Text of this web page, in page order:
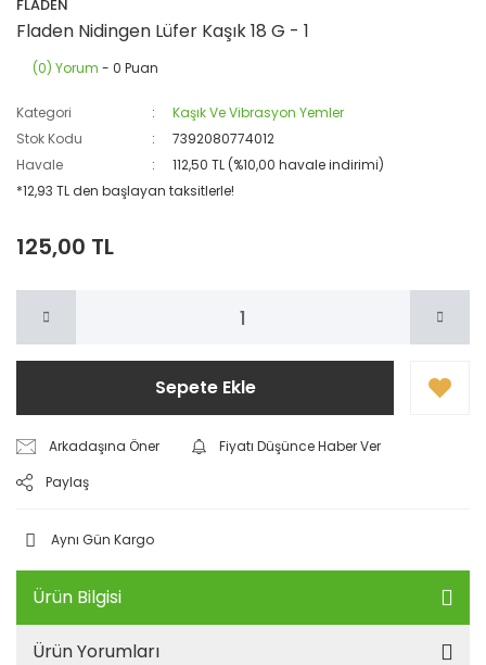
FLADEN
Fladen Nidingen Lüfer Kaşık 18 G - 1
(0) Yorum - 0 Puan
Kategori
Kaşık Ve Vibrasyon Yemler
Stok Kodu
7392080774012
Havale
112,50 TL (%10,00 havale indirimi)
*12,93 TL den başlayan taksitlerle!
125,00 TL
Sepete Ekle
Arkadaşına Öner
Fiyatı Düşünce Haber Ver
Paylaş
Aynı Gün Kargo
Ürün Bilgisi
Ürün Yorumları